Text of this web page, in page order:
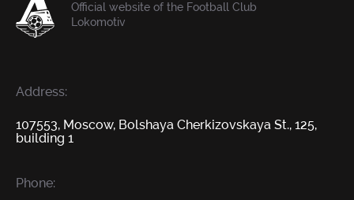
Official website of the Football Club
Lokomotiv
Address:
107553, Moscow, Bolshaya Cherkizovskaya St., 125,
building 1
Phone: